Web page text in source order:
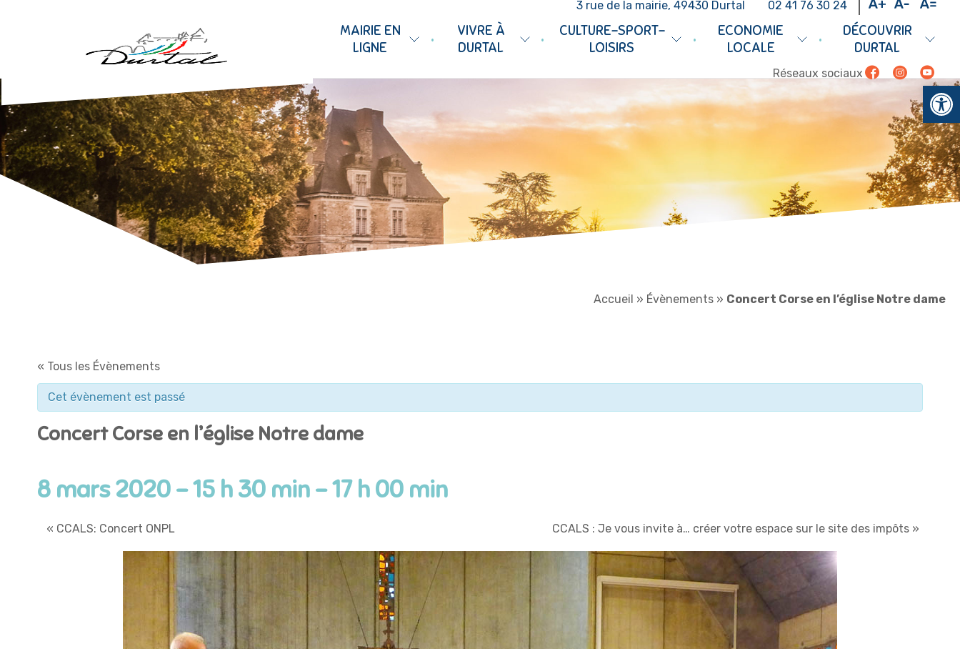
3 rue de la mairie, 49430 Durtal 02 41 76 30 24
MAIRIE EN
LIGNE
•
VIVRE À
DURTAL
•
CULTURE-SPORT-
LOISIRS
•
ECONOMIE
LOCALE
•
DÉCOUVRIR
DURTAL
Réseaux sociaux FacebookInstagram
Accueil » Évènements » Concert Corse en l’église Notre dame
« Tous les Évènements
Cet évènement est passé
Concert Corse en l’église Notre dame
8 mars 2020 - 15 h 30 min-17 h 00 min
« CCALS: Concert ONPL CCALS : Je vous invite à… créer votre espace sur le site des impôts »